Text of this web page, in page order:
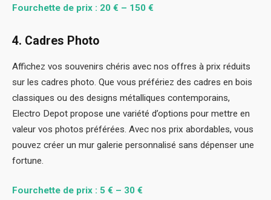
Fourchette de prix : 20 € – 150 €
4. Cadres Photo
Affichez vos souvenirs chéris avec nos offres à prix réduits
sur les cadres photo. Que vous préfériez des cadres en bois
classiques ou des designs métalliques contemporains,
Electro Depot propose une variété d’options pour mettre en
valeur vos photos préférées. Avec nos prix abordables, vous
pouvez créer un mur galerie personnalisé sans dépenser une
fortune.
Fourchette de prix : 5 € – 30 €